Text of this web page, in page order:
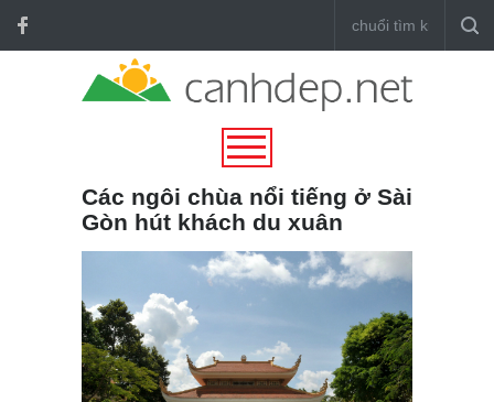
Các ngôi chùa nổi tiếng ở Sài
Gòn hút khách du xuân